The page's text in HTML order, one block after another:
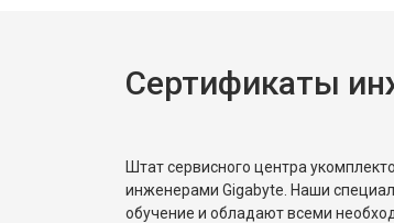
Сертификаты
Штат сервисного центра
инженерами Gigabyte. Наши
обучение и обладают всеми